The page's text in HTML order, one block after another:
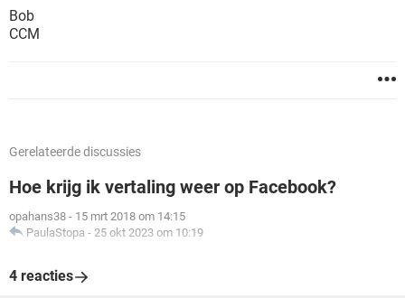
Bob
CCM
Gerelateerde discussies
Hoe krijg ik vertaling weer op Facebook?
opahans38 - 15 mrt 2018 om 14:15
PaulaStopa - 25 okt 2023 om 10:19
4 reacties